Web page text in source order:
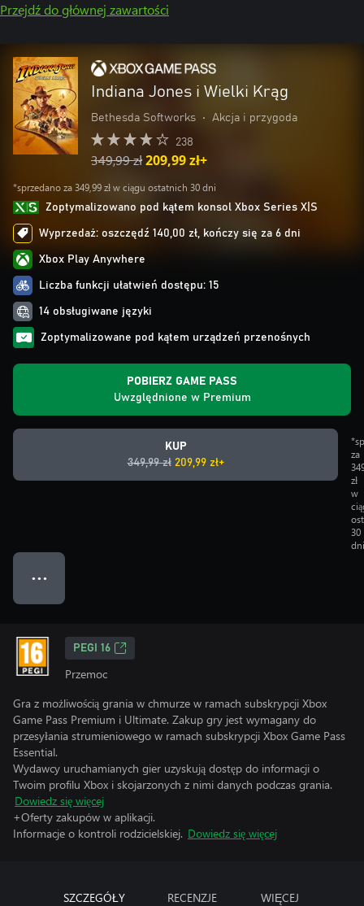
Przejdź do głównej zawartości
Indiana Jones i Wielki Krąg
Bethesda Softworks • Akcja i przygoda
238
349,99 zł209,99 zł+
*sprzedano za 349,99 zł w ciągu ostatnich 30 dni
Zoptymalizowano pod kątem konsol Xbox Series X|S
Wyprzedaż: oszczędź 140,00 zł, kończy się za 6 dni
Xbox Play Anywhere
Liczba funkcji ułatwień dostępu: 15
14 obsługiwane języki
Zoptymalizowane pod kątem urządzeń przenośnych
POBIERZ GAME PASS
Uwzględnione w Premium
KUP
349,99 zł 209,99 zł+
za
zł
w
30
dni
● ● ●
PEGI 16
Przemoc
Gra z możliwością grania w chmurze w ramach subskrypcji Xbox
Game Pass Premium i Ultimate. Zakup gry jest wymagany do
przesyłania strumieniowego w ramach subskrypcji Xbox Game Pass
Essential.
Wydawcy uruchamianych gier uzyskują dostęp do informacji o
Twoim profilu Xbox i skojarzonych z nimi danych podczas grania.
Dowiedz się więcej
+Oferty zakupów w aplikacji.
Informacje o kontroli rodzicielskiej. Dowiedz się więcej
SZCZEGÓŁY RECENZJE WIĘCEJ